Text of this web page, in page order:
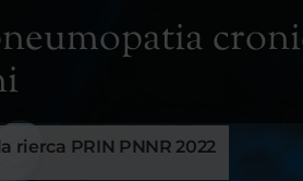
rierca PRIN PNNR 2022